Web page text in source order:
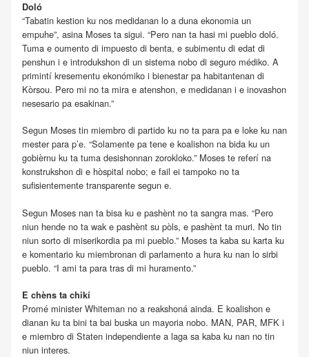
Doló
“Tabatin kestion ku nos medidanan lo a duna ekonomia un
empuhe”, asina Moses ta sigui. “Pero nan ta hasi mi pueblo doló.
Tuma e oumento di impuesto di benta, e subimentu di edat di
penshun i e introdukshon di un sistema nobo di seguro médiko. A
primintí kresementu ekonómiko i bienestar pa habitantenan di
Kòrsou. Pero mi no ta mira e atenshon, e medidanan i e inovashon
nesesario pa esakinan.”
Segun Moses tin miembro di partido ku no ta para pa e loke ku nan
mester para p’e. “Solamente pa tene e koalishon na bida ku un
gobièrnu ku ta tuma desishonnan zorokloko.” Moses te referí na
konstrukshon di e hòspital nobo; e fail ei tampoko no ta
sufisientemente transparente segun e.
Segun Moses nan ta bisa ku e pashènt no ta sangra mas. “Pero
niun hende no ta wak e pashènt su pòls, e pashènt ta muri. No tin
niun sorto di miserikordia pa mi pueblo.” Moses ta kaba su karta ku
e komentario ku miembronan di parlamento a hura ku nan lo sirbi
pueblo. “I ami ta para tras di mi huramento.”
E chèns ta chikí
Promé minister Whiteman no a reakshoná ainda. E koalishon e
dianan ku ta bini ta bai buska un mayoria nobo. MAN, PAR, MFK i
e miembro di Staten independiente a laga sa kaba ku nan no tin
niun interes.